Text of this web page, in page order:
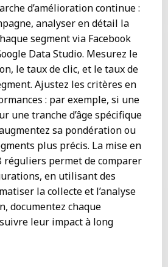
d’amélioration continue :
analyser en détail la
segment via Facebook
Data Studio. Mesurez le
le taux de clic, et le taux de
Ajustez les critères en
: par exemple, si une
une tranche d’âge spécifique
sa pondération ou
plus précis. La mise en
réguliers permet de comparer
en utilisant des
la collecte et l’analyse
documentez chaque
leur impact à long